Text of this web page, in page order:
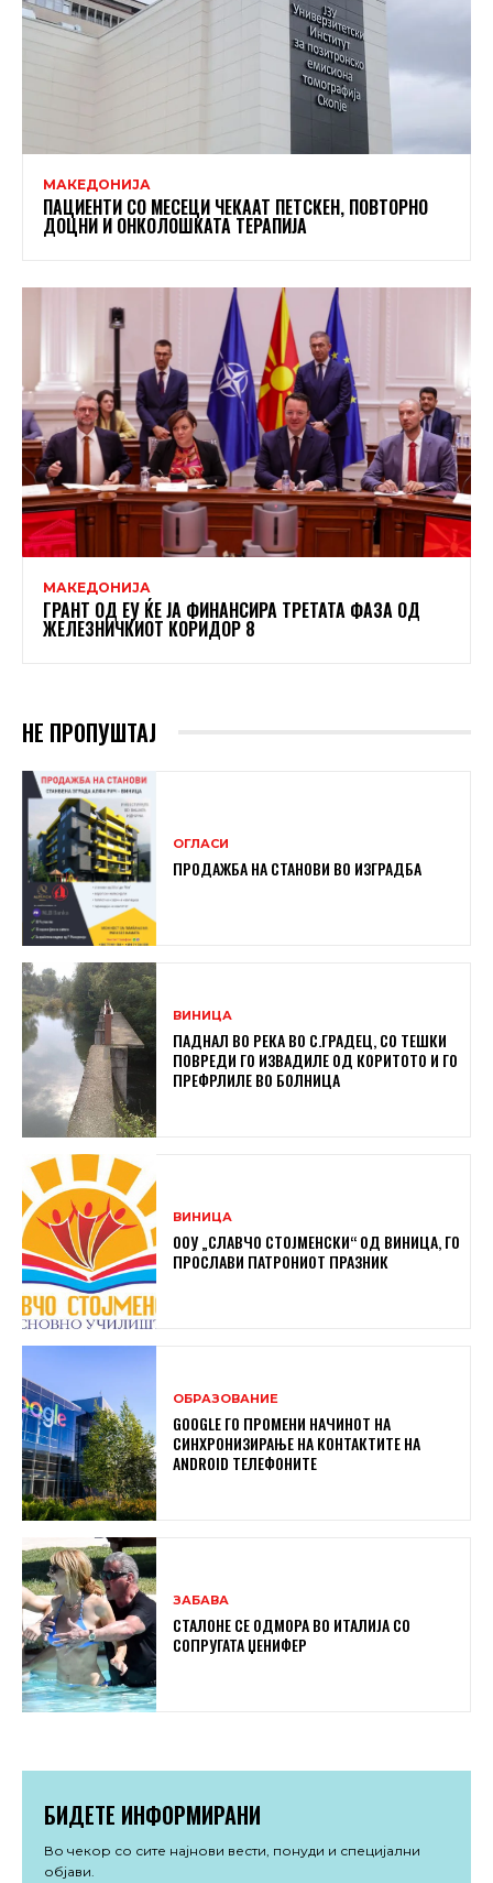
МАКЕДОНИЈА
ПАЦИЕНТИ СО МЕСЕЦИ ЧЕКААТ ПЕТСКЕН, ПОВТОРНО
ДОЦНИ И ОНКОЛОШКАТА ТЕРАПИЈА
МАКЕДОНИЈА
ГРАНТ ОД ЕУ ЌЕ ЈА ФИНАНСИРА ТРЕТАТА ФАЗА ОД
ЖЕЛЕЗНИЧКИОТ КОРИДОР 8
НЕ ПРОПУШТАЈ
ОГЛАСИ
ПРОДАЖБА НА СТАНОВИ ВО ИЗГРАДБА
ВИНИЦА
ПАДНАЛ ВО РЕКА ВО С.ГРАДЕЦ, СО ТЕШКИ
ПОВРЕДИ ГО ИЗВАДИЛЕ ОД КОРИТОТО И ГО
ПРЕФРЛИЛЕ ВО БОЛНИЦА
ВИНИЦА
ООУ „СЛАВЧО СТОЈМЕНСКИ“ ОД ВИНИЦА, ГО
ПРОСЛАВИ ПАТРОНИОТ ПРАЗНИК
ОБРАЗОВАНИЕ
GOOGLE ГО ПРОМЕНИ НАЧИНОТ НА
СИНХРОНИЗИРАЊЕ НА КОНТАКТИТЕ НА
ANDROID ТЕЛЕФОНИТЕ
ЗАБАВА
СТАЛОНЕ СЕ ОДМОРА ВО ИТАЛИЈА СО
СОПРУГАТА ЏЕНИФЕР
БИДЕТЕ ИНФОРМИРАНИ
Во чекор со сите најнови вести, понуди и специјални
објави.